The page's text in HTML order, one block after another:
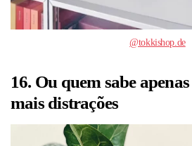
@tokkishop.de
16. Ou quem sabe
mais distrações